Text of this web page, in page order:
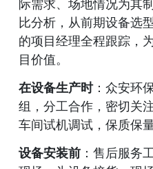
比分析，从前期设备选
的项目经理全程跟踪，
目价值。
在设备生产时：众安环
组，分工合作，密切关
车间试机调试，保质保
设备安装前：售后服务